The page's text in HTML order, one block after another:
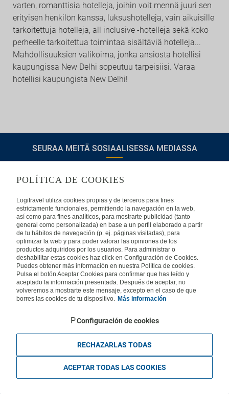
varten, romanttisia hotelleja, joihin voit mennä juuri sen
erityisen henkilön kanssa, luksushotelleja, vain aikuisille
tarkoitettuja hotelleja, all inclusive -hotelleja sekä koko
perheelle tarkoitettua toimintaa sisältäviä hotelleja...
Mahdollisuuksien valikoima, jonka ansiosta hotellisi
kaupungissa New Delhi sopeutuu tarpeisiisi. Varaa
hotellisi kaupungista New Delhi!
SEURAA MEITÄ SOSIAALISESSA MEDIASSA
TIETOA LOGITRAVELISTA
Usein kysyttyjä kysymyksiä Ota yhteyttä
KÄYTTÖEHDOT
Oikeudellinen huomautus
Yleiset valmismatkaehdot
Evästekäytäntömme
MUISSA MAISSA
Saksa
Brasilia
Ranska
Legal , Y-tunnus 2559611-1, KuVi 2843/13/U. Kaikki oikeudet pidätetään.
POLÍTICA DE COOKIES
Logitravel utiliza cookies propias y de terceros para fines
estrictamente funcionales, permitiendo la navegación en la web,
así como para fines analíticos, para mostrarte publicidad (tanto
general como personalizada) en base a un perfil elaborado a partir
de tu hábitos de navegación (p. ej. páginas visitadas), para
optimizar la web y para poder valorar las opiniones de los
productos adquiridos por los usuarios. Para administrar o
deshabilitar estas cookies haz click en Configuración de Cookies.
Puedes obtener más información en nuestra Política de cookies.
Pulsa el botón Aceptar Cookies para confirmar que has leído y
aceptado la información presentada. Después de aceptar, no
volveremos a mostrarte este mensaje, excepto en el caso de que
borres las cookies de tu dispositivo. Más información
Configuración de cookies
RECHAZARLAS TODAS
ACEPTAR TODAS LAS COOKIES